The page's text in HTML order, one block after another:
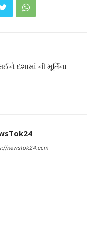
દશામાં ની મૂર્તિના
newstok24.com